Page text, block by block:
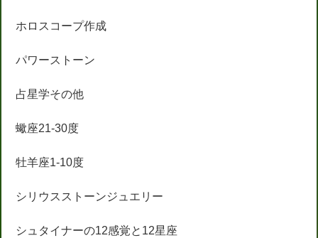
ホロスコープ作成
パワーストーン
占星学その他
蠍座21-30度
牡羊座1-10度
シリウスストーンジュエリー
シュタイナーの12感覚と12星座